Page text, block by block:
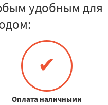
удобным для
✔
Оплата наличными